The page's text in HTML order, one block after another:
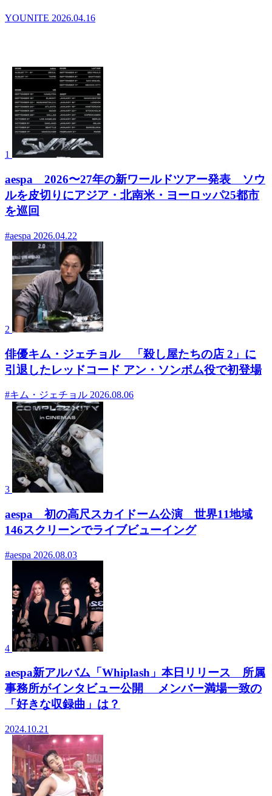
YOUNITE 2026.04.16
1
aespa 2026〜27年の新ワールドツアー発表 ソウ
ルを皮切りにアジア・北南米・ヨーロッパ25都市
を巡回
#aespa 2026.04.22
2
俳優キム・ジェチョル 「殺し屋たちの店 2」に
引退したレッドコード アン・ソンボム役で初登場
#キム・ジェチョル 2026.08.06
3
aespa 初の高尺スカイドーム公演 世界11地域
146スクリーンでライブビューイング
#aespa 2026.08.03
4
aespa新アルバム「Whiplash」本日リリース 所属
事務所がインタビュー公開 メンバー満場一致の
「好きな収録曲」は？
2024.10.21